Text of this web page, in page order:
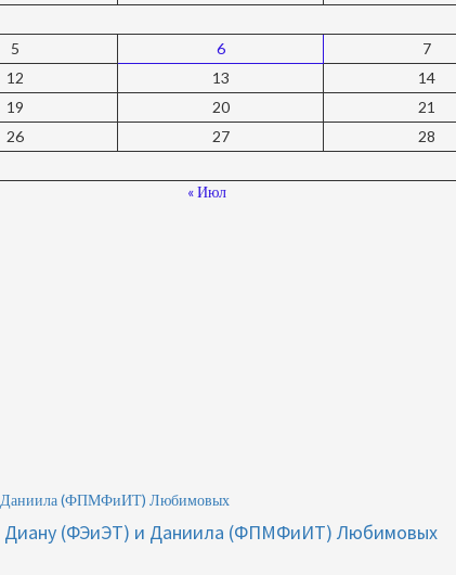
5 6 7
12 13 14
19 20 21
26 27 28
« Июл
и Даниила (ФПМФиИТ) Любимовых
Диану (ФЭиЭТ) и Даниила (ФПМФиИТ) Любимовых